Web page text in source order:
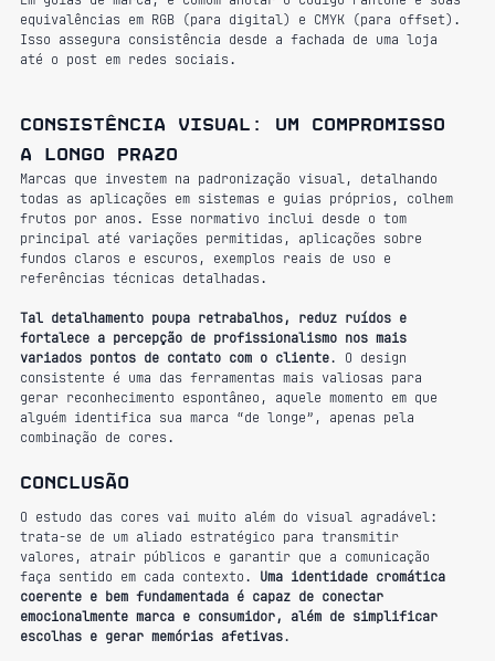
equivalências em RGB (para digital) e CMYK (para offset).
Isso assegura consistência desde a fachada de uma loja
até o post em redes sociais.
Consistência visual: um compromisso
a longo prazo
Marcas que investem na padronização visual, detalhando
todas as aplicações em sistemas e guias próprios, colhem
frutos por anos. Esse normativo inclui desde o tom
principal até variações permitidas, aplicações sobre
fundos claros e escuros, exemplos reais de uso e
referências técnicas detalhadas.
Tal detalhamento poupa retrabalhos, reduz ruídos e
fortalece a percepção de profissionalismo nos mais
variados pontos de contato com o cliente. O design
consistente é uma das ferramentas mais valiosas para
gerar reconhecimento espontâneo, aquele momento em que
alguém identifica sua marca “de longe”, apenas pela
combinação de cores.
Conclusão
O estudo das cores vai muito além do visual agradável:
trata-se de um aliado estratégico para transmitir
valores, atrair públicos e garantir que a comunicação
faça sentido em cada contexto. Uma identidade cromática
coerente e bem fundamentada é capaz de conectar
emocionalmente marca e consumidor, além de simplificar
escolhas e gerar memórias afetivas.